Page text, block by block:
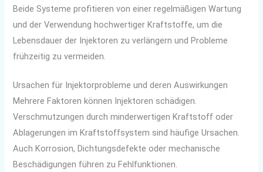
Beide Systeme profitieren von einer regelmäßigen Wartung
und der Verwendung hochwertiger Kraftstoffe, um die
Lebensdauer der Injektoren zu verlängern und Probleme
frühzeitig zu vermeiden.
Ursachen für Injektorprobleme und deren Auswirkungen
Mehrere Faktoren können Injektoren schädigen.
Verschmutzungen durch minderwertigen Kraftstoff oder
Ablagerungen im Kraftstoffsystem sind häufige Ursachen.
Auch Korrosion, Dichtungsdefekte oder mechanische
Beschädigungen führen zu Fehlfunktionen.